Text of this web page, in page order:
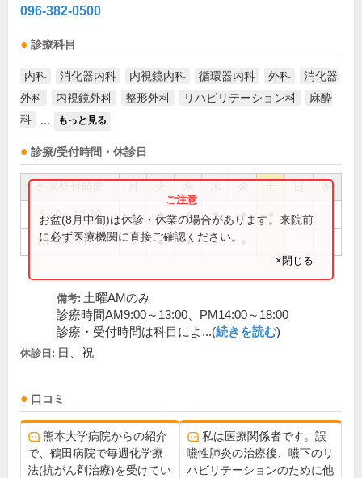
096-382-0500
診療科目
内科 消化器内科 内視鏡内科 循環器内科 外科
消化器
外科
内視鏡外科 整形外科 リハビリテーション科
麻酔
科
もっと見る
診療/受付時間・休診日
祝
8:40～12:30 ● ● ● ● ●
13:50～17:30 ● ● ● ●
お盆(8月中旬)は休診・休業の場合があります。来院前
に必ず医療機関に直接ご確認ください。
×閉じる
備考: 土曜AMのみ
診療時間AM9:00～13:00、PM14:00～18:00
診療・受付時間は科目によ...(続きを読む)
休診日: 日、祝
口コミ
熊本大学病院からの紹介
で、鶴田病院で毎週化学療
法(抗がん剤治療)を受けてい
私は医療関係者です。誤
嚥性肺炎の治療後、嚥下のリ
ハビリテーションのために他